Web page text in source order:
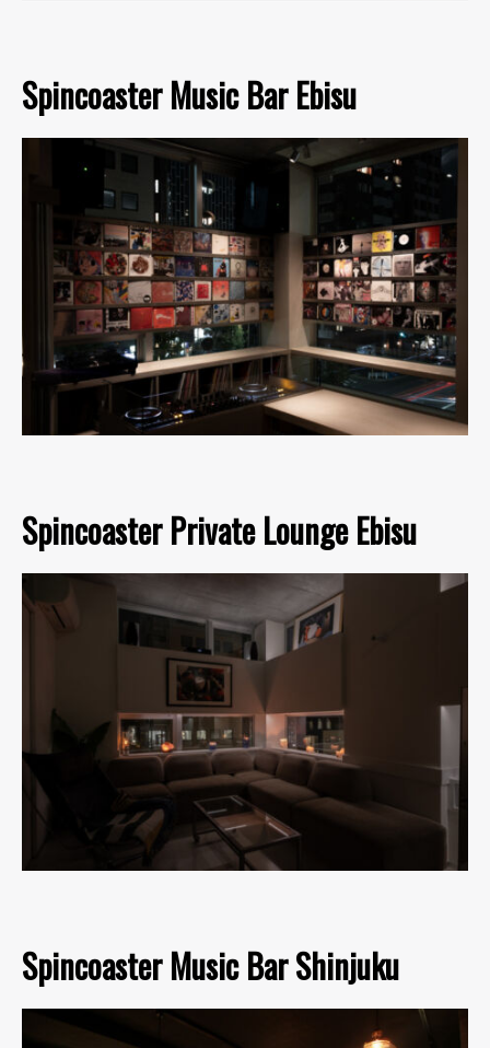
Spincoaster Music Bar Ebisu
Spincoaster Private Lounge Ebisu
Spincoaster Music Bar Shinjuku